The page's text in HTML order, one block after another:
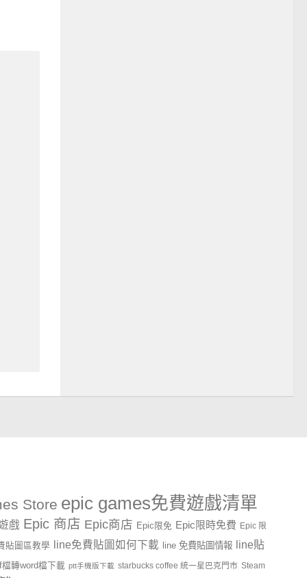
Store epic games免費遊戲清單
戲 Epic 商店 Epic商店 Epic限免 Epic限時免費 Epic 限
貼圖區教學 line免費貼圖如何下載 line 免費貼圖情報 line貼
檔轉word檔下載 ptt手機版下載 starbucks coffee 統一星巴克門市 Steam